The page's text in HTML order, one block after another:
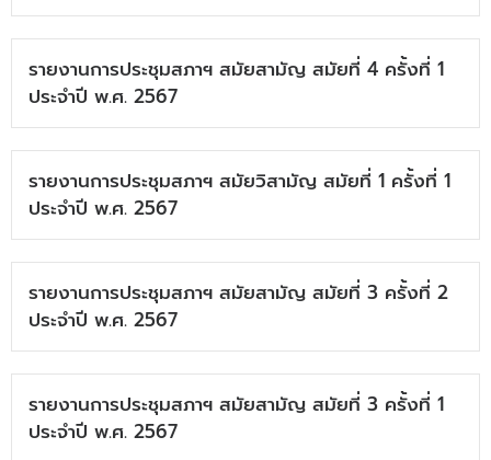
รายงานการประชุมสภาฯ สมัยสามัญ สมัยที่ 4 ครั้งที่ 1
ประจำปี พ.ศ. 2567
รายงานการประชุมสภาฯ สมัยวิสามัญ สมัยที่ 1 ครั้งที่ 1
ประจำปี พ.ศ. 2567
รายงานการประชุมสภาฯ สมัยสามัญ สมัยที่ 3 ครั้งที่ 2
ประจำปี พ.ศ. 2567
รายงานการประชุมสภาฯ สมัยสามัญ สมัยที่ 3 ครั้งที่ 1
ประจำปี พ.ศ. 2567